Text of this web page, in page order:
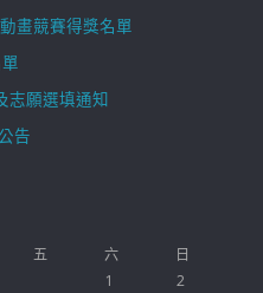
畫競賽得獎名單
志願選填通知
告
五 六
日
1
2